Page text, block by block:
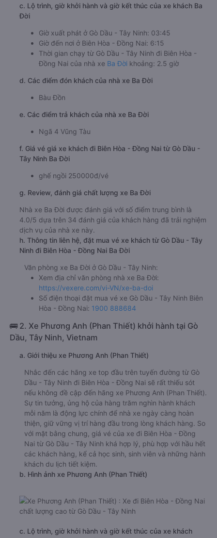
c. Lộ trình, giờ khởi hành và giờ kết thúc của xe khách Ba
Đời
Giờ xuất phát ở Gò Dầu - Tây Ninh: 03:45
Giờ đến nơi ở Biên Hòa - Đồng Nai: 6:15
Thời gian chạy từ Gò Dầu - Tây Ninh đi Biên Hòa -
Đồng Nai của nhà xe Ba Đời khoảng: 2.5 giờ
d. Các điểm đón khách của nhà xe Ba Đời
Bàu Đồn
e. Các điểm trả khách của nhà xe Ba Đời
Ngã 4 Vũng Tàu
f. Giá vé giá xe khách đi Biên Hòa - Đồng Nai từ Gò Dầu -
Tây Ninh Ba Đời
ghế ngồi 250000đ/vé
g. Review, đánh giá chất lượng xe Ba Đời
Nhà xe Ba Đời được đánh giá với số điểm trung bình là
4.0/5 dựa trên 34 đánh giá của khách hàng đã trải nghiệm
dịch vụ của nhà xe này.
h. Thông tin liên hệ, đặt mua vé xe khách từ Gò Dầu - Tây
Ninh đi Biên Hòa - Đồng Nai Ba Đời
Văn phòng xe Ba Đời ở Gò Dầu - Tây Ninh:
Xem địa chỉ văn phòng nhà xe Ba Đời:
https://vexere.com/vi-VN/xe-ba-doi
Số điện thoại đặt mua vé xe Gò Dầu - Tây Ninh Biên
Hòa - Đồng Nai: 1900 888684
🚌 2. Xe Phương Anh (Phan Thiết) khởi hành tại Gò
Dầu, Tây Ninh, Vietnam
a. Giới thiệu xe Phương Anh (Phan Thiết)
Nhắc đến các hãng xe top đầu trên tuyến đường từ Gò
Dầu - Tây Ninh đi Biên Hòa - Đồng Nai sẽ rất thiếu sót
nếu không đề cập đến hãng xe Phương Anh (Phan Thiết).
Sự tin tưởng, ủng hộ của hàng trăm nghìn hành khách
mỗi năm là động lực chính để nhà xe ngày càng hoàn
thiện, giữ vững vị trí hàng đầu trong lòng khách hàng. So
với mặt bằng chung, giá vé của xe đi Biên Hòa - Đồng
Nai từ Gò Dầu - Tây Ninh khá hợp lý, phù hợp với hầu hết
các khách hàng, kể cả học sinh, sinh viên và những hành
khách du lịch tiết kiệm.
b. Hình ảnh xe Phương Anh (Phan Thiết)
c. Lộ trình, giờ khởi hành và giờ kết thúc của xe khách